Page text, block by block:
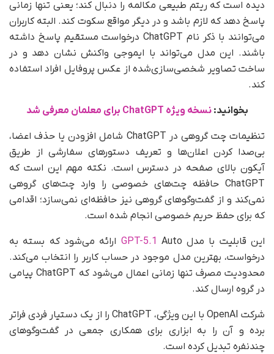
دیده است که ریتم طبیعی مکالمه را دنبال کند؛ یعنی تنها زمانی
پاسخ دهد که لازم باشد و در دیگر مواقع سکوت کند. البته کاربران
می‌توانند با ذکر نام ChatGPT درخواست مستقیم پاسخ داشته
باشند. این مدل می‌تواند با ایموجی واکنش نشان دهد و در
ساخت تصاویر شخصی‌سازی‌شده از عکس پروفایل افراد استفاده
کند.
بخوانید:نسخه ویژه ChatGPT برای معلمان معرفی شد
تنظیمات چت گروهی در ChatGPT شامل افزودن یا حذف اعضا،
بی‌صدا کردن اعلان‌ها و تعریف دستورهای سفارشی از طریق
آیکون بالای صفحه در دسترس است. نکته مهم این است که
ChatGPT حافظه چت‌های خصوصی را وارد چت‌های گروهی
نمی‌کند و از گفت‌وگوهای گروهی نیز حافظه‌ای نمی‌سازد؛ اقدامی
که برای حفظ حریم خصوصی انجام شده است.
این قابلیت با مدل GPT-5.1 Auto ارائه می‌شود که بسته به
درخواست، بهترین مدل موجود در حساب کاربر را انتخاب می‌کند.
محدودیت مصرف تنها زمانی اعمال می‌شود که ChatGPT پیامی
در گروه ارسال کند.
شرکت OpenAI با این ویژگی، ChatGPT را از یک دستیار فردی فراتر
برده و آن را به ابزاری برای همکاری جمعی در گفت‌وگوهای
چندنفره تبدیل کرده است.